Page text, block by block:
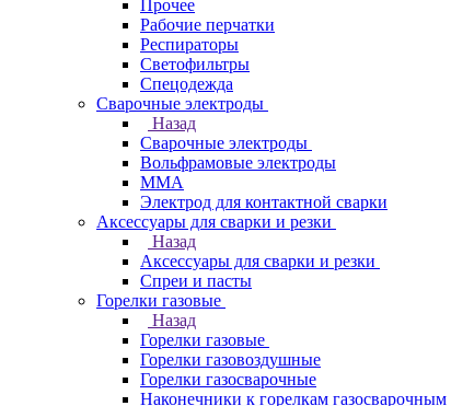
Прочее
Рабочие перчатки
Респираторы
Светофильтры
Спецодежда
Сварочные электроды
Назад
Сварочные электроды
Вольфрамовые электроды
ММА
Электрод для контактной сварки
Аксессуары для сварки и резки
Назад
Аксессуары для сварки и резки
Спреи и пасты
Горелки газовые
Назад
Горелки газовые
Горелки газовоздушные
Горелки газосварочные
Наконечники к горелкам газосварочным